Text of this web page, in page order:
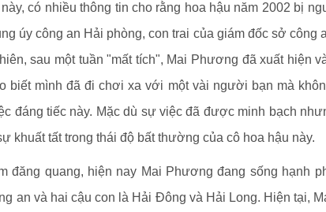
có nhiều thông tin cho rằng hoa hậu năm 2002 bị
úy công an Hải phòng, con trai của giám đốc sở công
sau một tuần "mất tích", Mai Phương đã xuất hiện
biết mình đã đi chơi xa với một vài người bạn mà
đáng tiếc này. Mặc dù sự việc đã được minh bạch
khuất tất trong thái độ bất thường của cô hoa hậu này.
đăng quang, hiện nay Mai Phương đang sống hạnh
an và hai cậu con là Hải Đông và Hải Long. Hiện tại,